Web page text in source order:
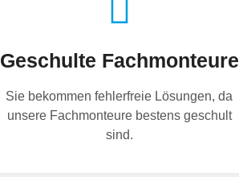
Geschulte Fachmonteure
Sie bekommen fehlerfreie Lösungen, da
unsere Fachmonteure bestens geschult
sind.